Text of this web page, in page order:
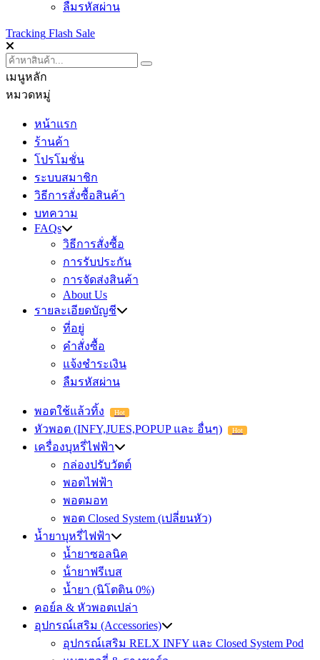
ลืมรหัสผ่าน
Tracking Flash Sale
เมนูหลัก
หมวดหมู่
หน้าแรก
ร้านค้า
โปรโมชั่น
ระบบสมาชิก
วิธีการสั่งซื้อสินค้า
บทความ
FAQs
วิธีการสั่งซื้อ
การรับประกัน
การจัดส่งสินค้า
About Us
รายละเอียดบัญชี
ที่อยู่
คำสั่งซื้อ
แจ้งชำระเงิน
ลืมรหัสผ่าน
พอตใช้แล้วทิ้ง Hot
หัวพอต (INFY,JUES,POPUP และ อื่นๆ) Hot
เครื่องบุหรี่ไฟฟ้า
กล่องปรับวัตต์
พอตไฟฟ้า
พอตมอท
พอต Closed System (เปลี่ยนหัว)
น้ำยาบุหรี่ไฟฟ้า
น้ำยาซอลนิค
น้ํายาฟรีเบส
น้ำยา (นิโตติน 0%)
คอย์ล & หัวพอตเปล่า
อุปกรณ์เสริม (Accessories)
อุปกรณ์เสริม RELX INFY และ Closed System Pod